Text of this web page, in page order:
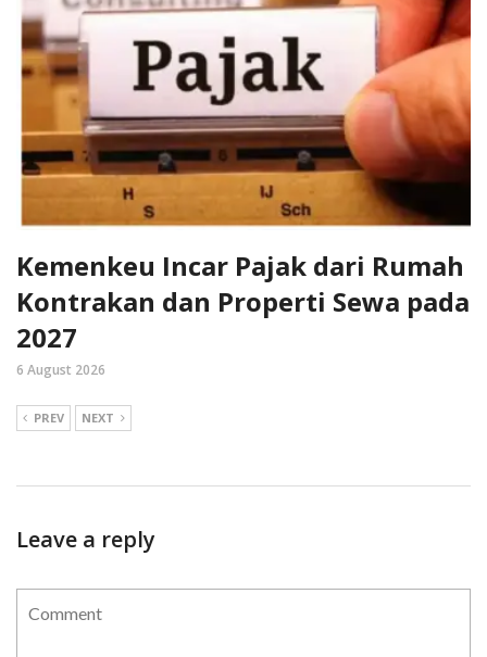
Kemenkeu Incar Pajak dari Rumah
Kontrakan dan Properti Sewa pada
2027
6 August 2026
PREV NEXT
Leave a reply